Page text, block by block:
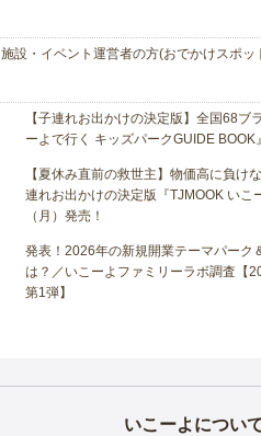
施設・イベント運営者の方(おでかけスポッ
【子連れお出かけの決定版】全国68
ーよで行く キッズパークGUIDE BOOK
【夏休み直前の救世主】物価高に負け
連れお出かけの決定版『TJMOOK いこ
（月）発売！
発表！2026年の新規開業テーマパー
は？／いこーよファミリーラボ調査【
第1弾】
いこーよについ